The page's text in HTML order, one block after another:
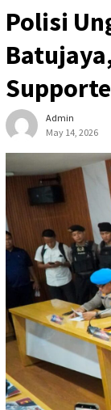
Polisi
Admin
May 14, 2026